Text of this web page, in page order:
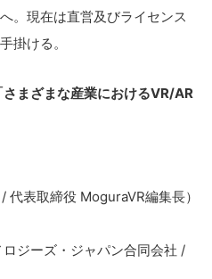
。現在は直営及びライセンス
掛ける。
まざまな産業におけるVR/AR
表取締役 MoguraVR編集長）
ジーズ・ジャパン合同会社 /